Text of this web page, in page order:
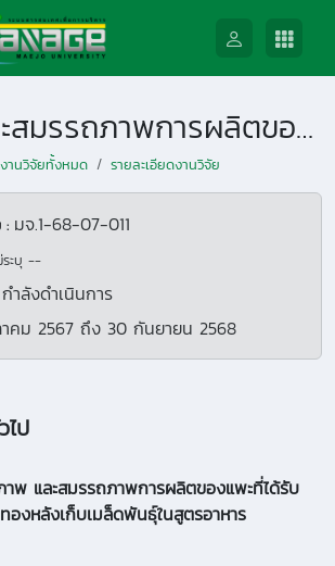
สุขภาพ และสมรรถภาพการผลิตของแพะที่ได้รับฟักทองหลังเก็บเมล็ดพันธุ์ในสูตรอาหาร
งานวิจัยทั้งหมด รายละเอียดงานวิจัย
: มจ.1-68-07-011
ะบุ --
กำลังดำเนินการ
คม 2567 ถึง 30 กันยายน 2568
ป
าพ และสมรรถภาพการผลิตของแพะที่ได้รับ
องหลังเก็บเมล็ดพันธุ์ในสูตรอาหาร